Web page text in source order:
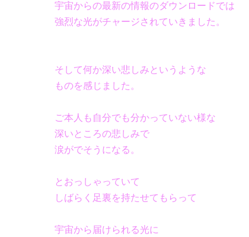
宇宙からの最新の情報のダウンロードでは
強烈な光がチャージされていきました。
そして何か深い悲しみというような
ものを感じました。
ご本人も自分でも分かっていない様な
深いところの悲しみで
涙がでそうになる。
とおっしゃっていて
しばらく足裏を持たせてもらって
宇宙から届けられる光に